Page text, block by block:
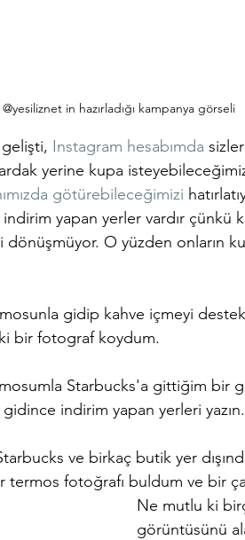
@yesiliznet in hazırladığı kampanya görseli
Instagram hesabımda
yerine kupa
götürebileceğimizi
yapan yerler vardır çünkü
O yüzden onların
gidip kahve içmeyi
bir fotograf koydum.
Starbucks'a gittiğim bir
indirim yapan yerleri yazın.
ve birkaç butik yer
fotoğrafı buldum ve bir
Ne mutlu ki
görüntüsünü